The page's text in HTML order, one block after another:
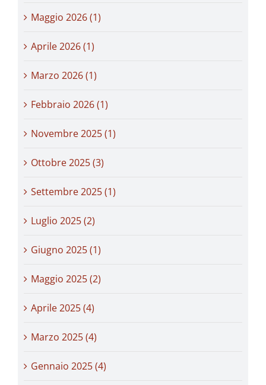
Maggio 2026 (1)
Aprile 2026 (1)
Marzo 2026 (1)
Febbraio 2026 (1)
Novembre 2025 (1)
Ottobre 2025 (3)
Settembre 2025 (1)
Luglio 2025 (2)
Giugno 2025 (1)
Maggio 2025 (2)
Aprile 2025 (4)
Marzo 2025 (4)
Gennaio 2025 (4)